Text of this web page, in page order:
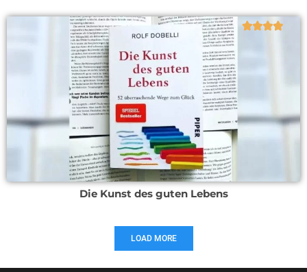

Die Kunst des guten Lebens
LOAD MORE